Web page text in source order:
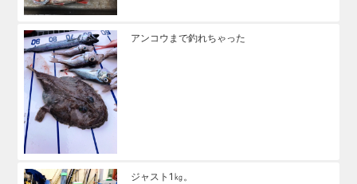
アンコウまで釣れちゃった
ジャスト1㎏。